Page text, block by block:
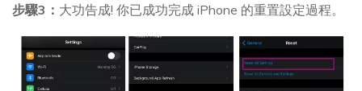
步驟3： 大功告成! 你已成功完成 iPhone 的重置設定過程。